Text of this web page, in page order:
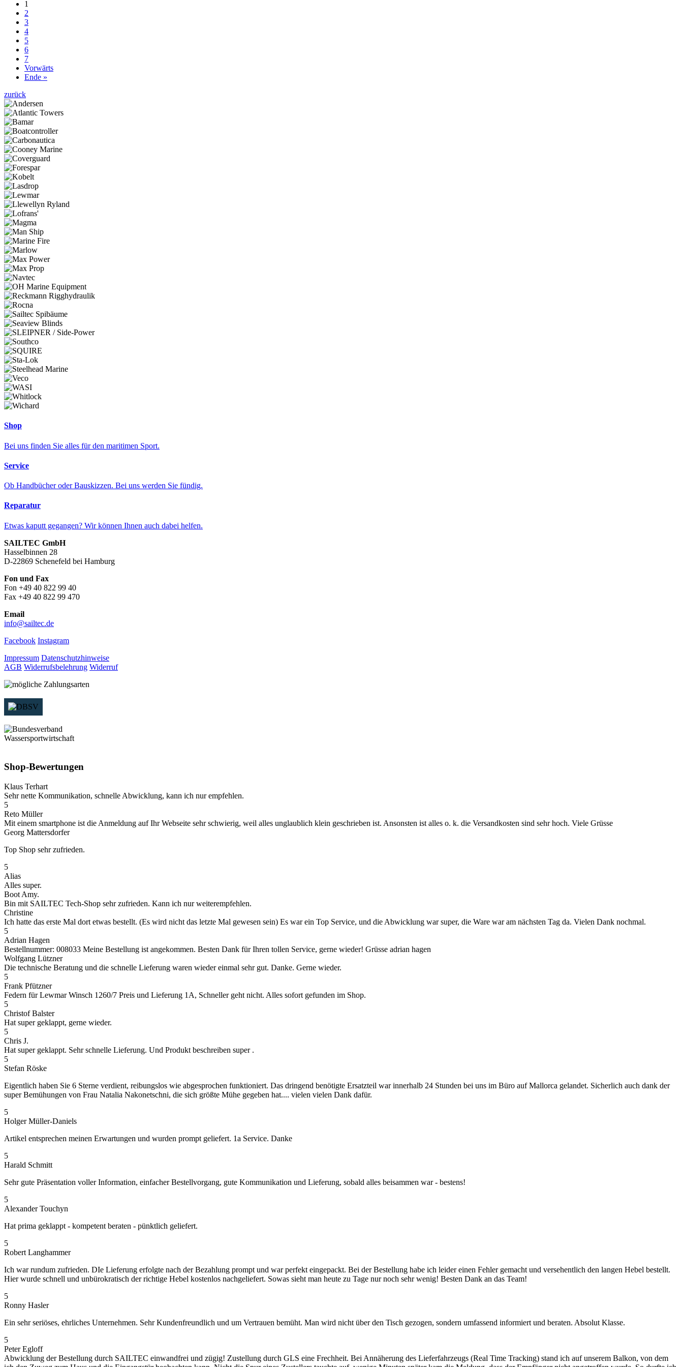
1
2
3
4
5
6
7
Vorwärts
Ende »
zurück
Shop
Bei uns finden Sie alles für den maritimen Sport.
Service
Ob Handbücher oder Bauskizzen. Bei uns werden Sie fündig.
Reparatur
Etwas kaputt gegangen? Wir können Ihnen auch dabei helfen.
SAILTEC GmbH
Hasselbinnen 28
D-22869 Schenefeld bei Hamburg
Fon und Fax
Fon +49 40 822 99 40
Fax +49 40 822 99 470
Email
info@sailtec.de
Facebook Instagram
Impressum Datenschutzhinweise
AGB Widerrufsbelehrung Widerruf
Shop-Bewertungen
Klaus Terhart
Sehr nette Kommunikation, schnelle Abwicklung, kann ich nur empfehlen.
5
Reto Müller
Mit einem smartphone ist die Anmeldung auf Ihr Webseite sehr schwierig, weil alles unglaublich klein geschrieben ist. Ansonsten ist alles o. k. die Versandkosten sind sehr hoch. Viele Grüsse
Georg Mattersdorfer
Top Shop sehr zufrieden.
5
Alias
Alles super.
Boot Amy.
Bin mit SAILTEC Tech-Shop sehr zufrieden. Kann ich nur weiterempfehlen.
Christine
Ich hatte das erste Mal dort etwas bestellt. (Es wird nicht das letzte Mal gewesen sein) Es war ein Top Service, und die Abwicklung war super, die Ware war am nächsten Tag da. Vielen Dank nochmal.
5
Adrian Hagen
Bestellnummer: 008033 Meine Bestellung ist angekommen. Besten Dank für Ihren tollen Service, gerne wieder! Grüsse adrian hagen
Wolfgang Lützner
Die technische Beratung und die schnelle Lieferung waren wieder einmal sehr gut. Danke. Gerne wieder.
5
Frank Pfützner
Federn für Lewmar Winsch 1260/7 Preis und Lieferung 1A, Schneller geht nicht. Alles sofort gefunden im Shop.
5
Christof Balster
Hat super geklappt, gerne wieder.
5
Chris J.
Hat super geklappt. Sehr schnelle Lieferung. Und Produkt beschreiben super .
5
Stefan Röske
Eigentlich haben Sie 6 Sterne verdient, reibungslos wie abgesprochen funktioniert. Das dringend benötigte Ersatzteil war innerhalb 24 Stunden bei uns im Büro auf Mallorca gelandet. Sicherlich auch dank der
super Bemühungen von Frau Natalia Nakonetschni, die sich größte Mühe gegeben hat.... vielen vielen Dank dafür.
5
Holger Müller-Daniels
Artikel entsprechen meinen Erwartungen und wurden prompt geliefert. 1a Service. Danke
5
Harald Schmitt
Sehr gute Präsentation voller Information, einfacher Bestellvorgang, gute Kommunikation und Lieferung, sobald alles beisammen war - bestens!
5
Alexander Touchyn
Hat prima geklappt - kompetent beraten - pünktlich geliefert.
5
Robert Langhammer
Ich war rundum zufrieden. DIe Lieferung erfolgte nach der Bezahlung prompt und war perfekt eingepackt. Bei der Bestellung habe ich leider einen Fehler gemacht und versehentlich den langen Hebel bestellt.
Hier wurde schnell und unbürokratisch der richtige Hebel kostenlos nachgeliefert. Sowas sieht man heute zu Tage nur noch sehr wenig! Besten Dank an das Team!
5
Ronny Hasler
Ein sehr seriöses, ehrliches Unternehmen. Sehr Kundenfreundlich und um Vertrauen bemüht. Man wird nicht über den Tisch gezogen, sondern umfassend informiert und beraten. Absolut Klasse.
5
Peter Egloff
Abwicklung der Bestellung durch SAILTEC einwandfrei und zügig! Zustellung durch GLS eine Frechheit. Bei Annäherung des Lieferfahrzeugs (Real Time Tracking) stand ich auf unserem Balkon, von dem